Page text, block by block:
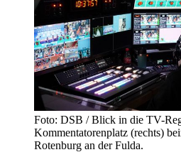
Foto: DSB / Blick in die TV-
Kommentatorenplatz (rechts)
Rotenburg an der Fulda.